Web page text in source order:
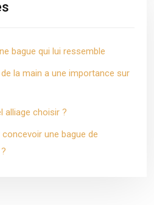
bague qui lui ressemble
la main a une importance sur
alliage choisir ?
une bague de